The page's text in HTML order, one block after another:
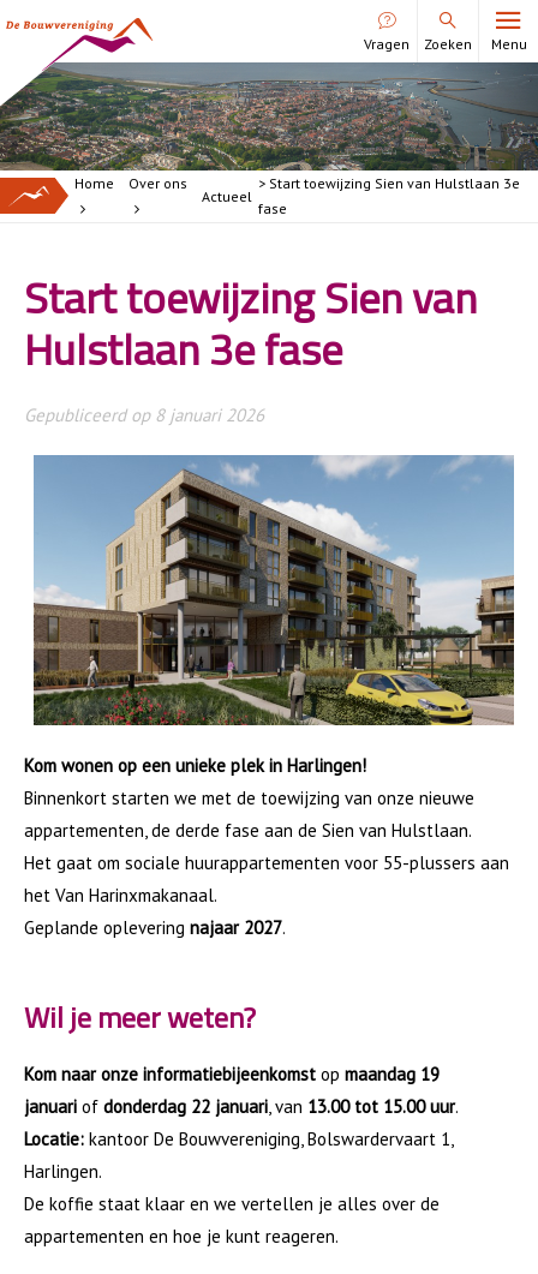
Vragen Zoeken Menu
Ik huur
Reparatieverzoek
Gegevens wijzigen
Huur betalen
Huur opzeggen
Medehuurderschap
Woningruil
Overlast melden
Periodiek onderhoud
Comfort+woning
Zonnepanelen
Energielabel
Keukenvervanging
Veranderingen aanbrengen in je woning
Ik zoek
Woning zoeken
Woning geaccepteerd
Nieuwbouwprojecten
Wijken en dorpen
Wooncentrum Almenum
Toekomst Almenum
Over ons
Actueel
Publicaties
Jaarverslagen
Visitatierapport
Ondernemingsplan
Persberichten
Home Over ons
Actueel
> Start toewijzing Sien van Hulstlaan 3e
fase
Start toewijzing Sien van
Hulstlaan 3e fase
Gepubliceerd op8 januari 2026
Kom wonen op een unieke plek in Harlingen!
Binnenkort starten we met de toewijzing van onze nieuwe
appartementen, de derde fase aan de Sien van Hulstlaan.
Het gaat om sociale huurappartementen voor 55-plussers aan
het Van Harinxmakanaal.
Geplande oplevering najaar 2027.
Wil je meer weten?
Kom naar onze informatiebijeenkomst op maandag 19
januari of donderdag 22 januari , van 13.00 tot 15.00 uur.
Locatie: kantoor De Bouwvereniging, Bolswardervaart 1,
Harlingen.
De koffie staat klaar en we vertellen je alles over de
appartementen en hoe je kunt reageren.